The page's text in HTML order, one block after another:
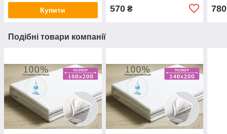
Купити 570₴ 780
Подібні товари компанії